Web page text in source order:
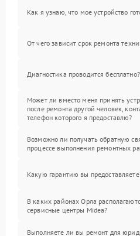
Как я узнаю, что мое устройство
От чего зависит срок ремонта
Диагностика проводится бесплатно?
Может ли вместо меня принять
после ремонта другой человек,
телефон которого я предоставлю?
Возможно ли получать обратную
процессе выполнения ремонтных
Какую гарантию вы
В каких районах Орла
сервисные центры Midea?
Выполняете ли вы ремонт для